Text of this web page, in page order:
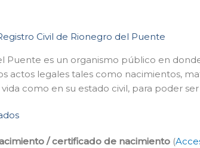
Civil de Rionegro del Puente
Puente es un organismo público en
actos legales tales como nacimientos,
como en su estado civil, para poder ser
/ certificado de nacimiento (